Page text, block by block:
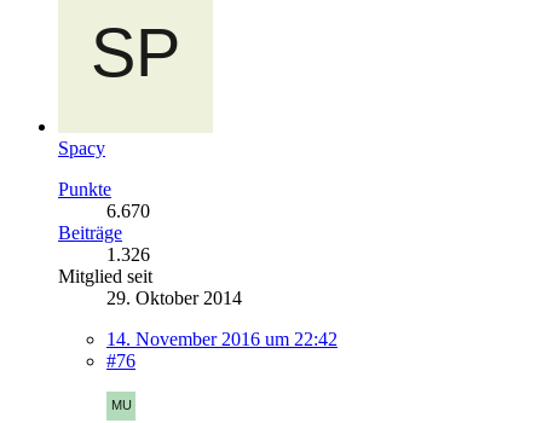
Spacy
Punkte
6.670
Beiträge
1.326
Mitglied seit
29. Oktober 2014
14. November 2016 um 22:42
#76